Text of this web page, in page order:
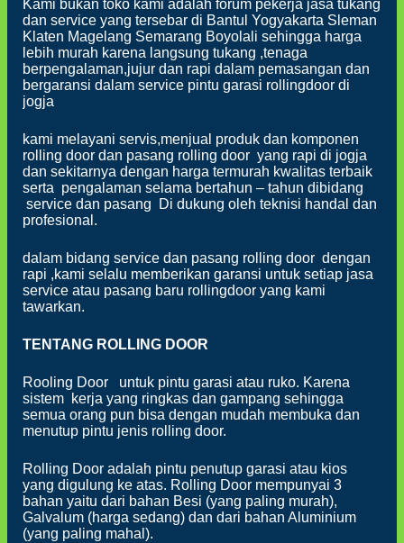
Kami bukan toko kami adalah forum pekerja jasa tukang
dan service yang tersebar di Bantul Yogyakarta Sleman
Klaten Magelang Semarang Boyolali sehingga harga
lebih murah karena langsung tukang ,tenaga
berpengalaman,jujur dan rapi dalam pemasangan dan
bergaransi dalam service pintu garasi rollingdoor di
jogja
kami melayani servis,menjual produk dan komponen
rolling door dan pasang rolling door yang rapi di jogja
dan sekitarnya dengan harga termurah kwalitas terbaik
serta pengalaman selama bertahun – tahun dibidang
service dan pasang Di dukung oleh teknisi handal dan
profesional.
dalam bidang service dan pasang rolling door dengan
rapi ,kami selalu memberikan garansi untuk setiap jasa
service atau pasang baru rollingdoor yang kami
tawarkan.
TENTANG ROLLING DOOR
Rooling Door untuk pintu garasi atau ruko. Karena
sistem kerja yang ringkas dan gampang sehingga
semua orang pun bisa dengan mudah membuka dan
menutup pintu jenis rolling door.
Rolling Door adalah pintu penutup garasi atau kios
yang digulung ke atas. Rolling Door mempunyai 3
bahan yaitu dari bahan Besi (yang paling murah),
Galvalum (harga sedang) dan dari bahan Aluminium
(yang paling mahal).